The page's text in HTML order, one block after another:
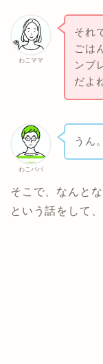
わこママ
それ
ごは
ンブ
だよ
わこパパ
うん
そこで、なんと
という話をして、